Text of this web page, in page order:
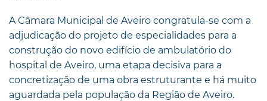
A Câmara Municipal de Aveiro congratula-se com a
adjudicação do projeto de especialidades para a
construção do novo edifício de ambulatório do
hospital de Aveiro, uma etapa decisiva para a
concretização de uma obra estruturante e há muito
aguardada pela população da Região de Aveiro.